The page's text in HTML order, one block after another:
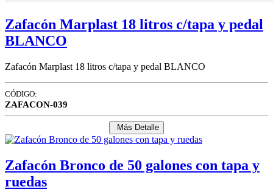
Zafacón Marplast 18 litros c/tapa y pedal
BLANCO
Zafacón Marplast 18 litros c/tapa y pedal BLANCO
CÓDIGO:
ZAFACON-039
Más Detalle
Zafacón Bronco de 50 galones con tapa y
ruedas